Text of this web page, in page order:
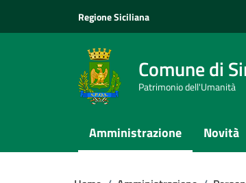
Regione Siciliana
Comune di
Patrimonio dell'Umanità
Amministrazione Novità